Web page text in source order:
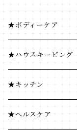
加工食品
豆・ごま類
ふりかけ・漬物・佃煮
海藻・乾物
コーヒー・茶類
加工食品
豆・ごま類
ふりかけ・漬物・佃煮
★ボディーケア
★ハウスキーピング
★キッチン
★ヘルスケア